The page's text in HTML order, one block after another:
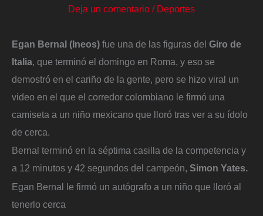
Deja un comentario / Deportes
Egan Bernal (Ineos) fue una de las figuras del Giro de
Italia, que terminó el domingo en Roma, y eso se
demostró en el cariño de la gente, pero se hizo viral un
video en el que el corredor colombiano le firmó una
camiseta a un niño mexicano que lloró tras ver a su ídolo
de cerca.
Bernal terminó en la séptima casilla de la competencia y
a 12 minutos y 42 segundos del campeón, Simon Yates.
Egan Bernal le firmó un autógrafo a un niño que lloró al
tenerlo cerca